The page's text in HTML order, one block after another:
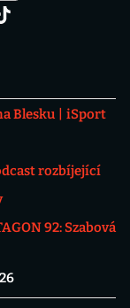
Blesku
iSport
rozbíjející
92: Szabová